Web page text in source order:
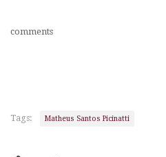
comments
Tags: Matheus Santos Picinatti